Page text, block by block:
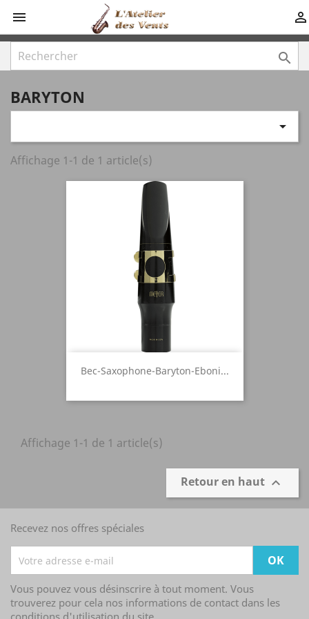
 

BARYTON

Affichage 1-1 de 1 article(s)
Bec-Saxophone-Baryton-Eboni...
Affichage 1-1 de 1 article(s)
Retour en haut 
Recevez nos offres spéciales
Vous pouvez vous désinscrire à tout moment. Vous
trouverez pour cela nos informations de contact dans les
conditions d'utilisation du site.